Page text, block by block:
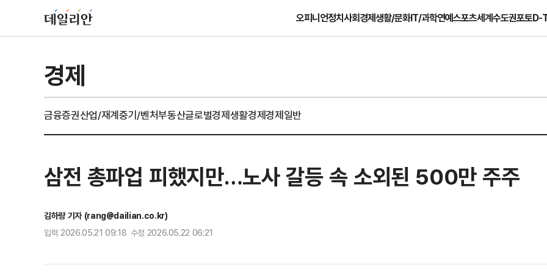
오피니언정치사회경제생활/문화IT/과학연예스포츠세계수도권포토D-
경제
금융증권산업/재계중기/벤처부동산글로벌경제생활경제경제일반
삼전 총파업 피했지만…노사 갈등 속 소외된 500만 주주
김하랑 기자 (rang@dailian.co.kr)
입력 2026.05.21 09:18 수정 2026.05.22 06:21